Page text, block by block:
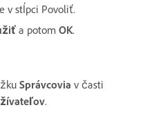
v stĺpci Povoliť.
a potom OK.
Správcovia v časti
.